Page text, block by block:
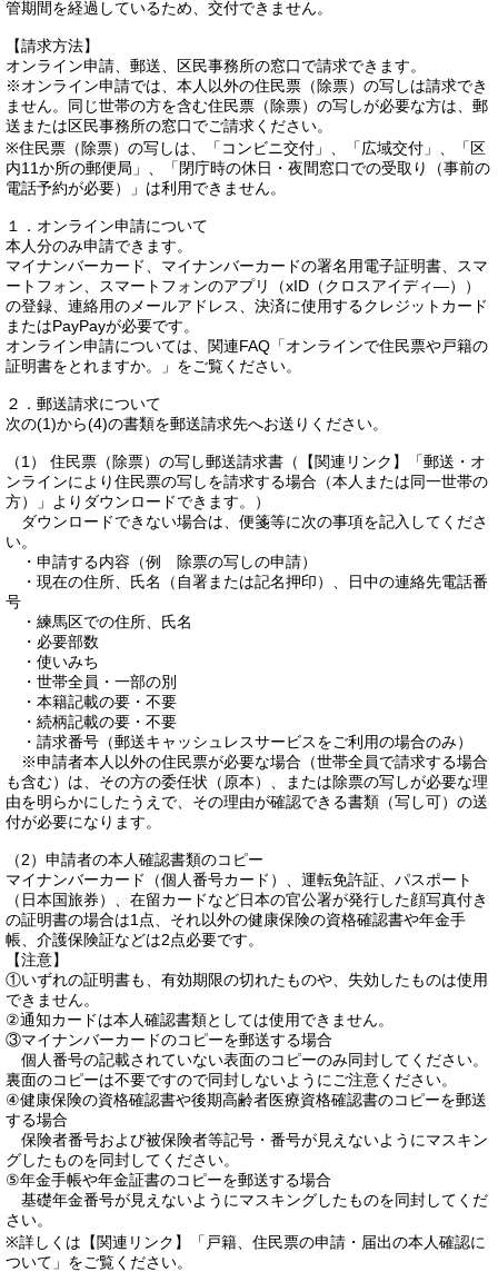
管期間を経過しているため、交付できません。
【請求方法】
オンライン申請、郵送、区民事務所の窓口で請求できます。
※オンライン申請では、本人以外の住民票（除票）の写しは請求でき
ません。同じ世帯の方を含む住民票（除票）の写しが必要な方は、郵
送または区民事務所の窓口でご請求ください。
※住民票（除票）の写しは、「コンビニ交付」、「広域交付」、「区
内11か所の郵便局」、「閉庁時の休日・夜間窓口での受取り（事前の
電話予約が必要）」は利用できません。
１．オンライン申請について
本人分のみ申請できます。
マイナンバーカード、マイナンバーカードの署名用電子証明書、スマ
ートフォン、スマートフォンのアプリ（xID（クロスアイディ―））
の登録、連絡用のメールアドレス、決済に使用するクレジットカード
またはPayPayが必要です。
オンライン申請については、関連FAQ「オンラインで住民票や戸籍の
証明書をとれますか。」をご覧ください。
２．郵送請求について
次の(1)から(4)の書類を郵送請求先へお送りください。
（1） 住民票（除票）の写し郵送請求書（【関連リンク】「郵送・オ
ンラインにより住民票の写しを請求する場合（本人または同一世帯の
方）」よりダウンロードできます。）
ダウンロードできない場合は、便箋等に次の事項を記入してくださ
い。
・申請する内容（例 除票の写しの申請）
・現在の住所、氏名（自署または記名押印）、日中の連絡先電話番
号
・練馬区での住所、氏名
・必要部数
・使いみち
・世帯全員・一部の別
・本籍記載の要・不要
・続柄記載の要・不要
・請求番号（郵送キャッシュレスサービスをご利用の場合のみ）
※申請者本人以外の住民票が必要な場合（世帯全員で請求する場合
も含む）は、その方の委任状（原本）、または除票の写しが必要な理
由を明らかにしたうえで、その理由が確認できる書類（写し可）の送
付が必要になります。
（2）申請者の本人確認書類のコピー
マイナンバーカード（個人番号カード）、運転免許証、パスポート
（日本国旅券）、在留カードなど日本の官公署が発行した顔写真付き
の証明書の場合は1点、それ以外の健康保険の資格確認書や年金手
帳、介護保険証などは2点必要です。
【注意】
①いずれの証明書も、有効期限の切れたものや、失効したものは使用
できません。
②通知カードは本人確認書類としては使用できません。
③マイナンバーカードのコピーを郵送する場合
個人番号の記載されていない表面のコピーのみ同封してください。
裏面のコピーは不要ですので同封しないようにご注意ください。
④健康保険の資格確認書や後期高齢者医療資格確認書のコピーを郵送
する場合
保険者番号および被保険者等記号・番号が見えないようにマスキン
グしたものを同封してください。
⑤年金手帳や年金証書のコピーを郵送する場合
基礎年金番号が見えないようにマスキングしたものを同封してくだ
さい。
※詳しくは【関連リンク】「戸籍、住民票の申請・届出の本人確認に
ついて」をご覧ください。